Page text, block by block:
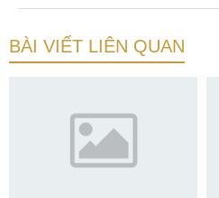
BÀI VIẾT LIÊN QUAN